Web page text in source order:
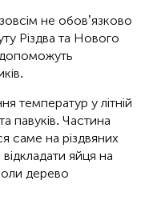
не обов’язково
Різдва та Нового
допоможуть
температур у літній
павуків. Частина
саме на різдвяних
яйця на
дерево